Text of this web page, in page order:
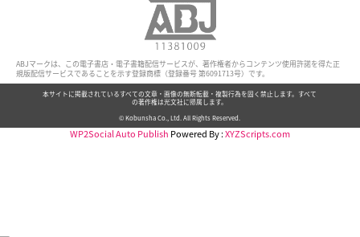
ABJマークは、この電子書店・電子書籍配信サービスが、著作権者からコンテンツ使用許諾を得た正
規版配信サービスであることを示す登録商標（登録番号 第6091713号）です。
本サイトに掲載されているすべての文章・画像の無断転載・複製行為を固く禁止します。すべて
の著作権は光文社に帰属します。
© Kobunsha Co., Ltd. All Rights Reserved.
WP2Social Auto Publish Powered By :XYZScripts.com